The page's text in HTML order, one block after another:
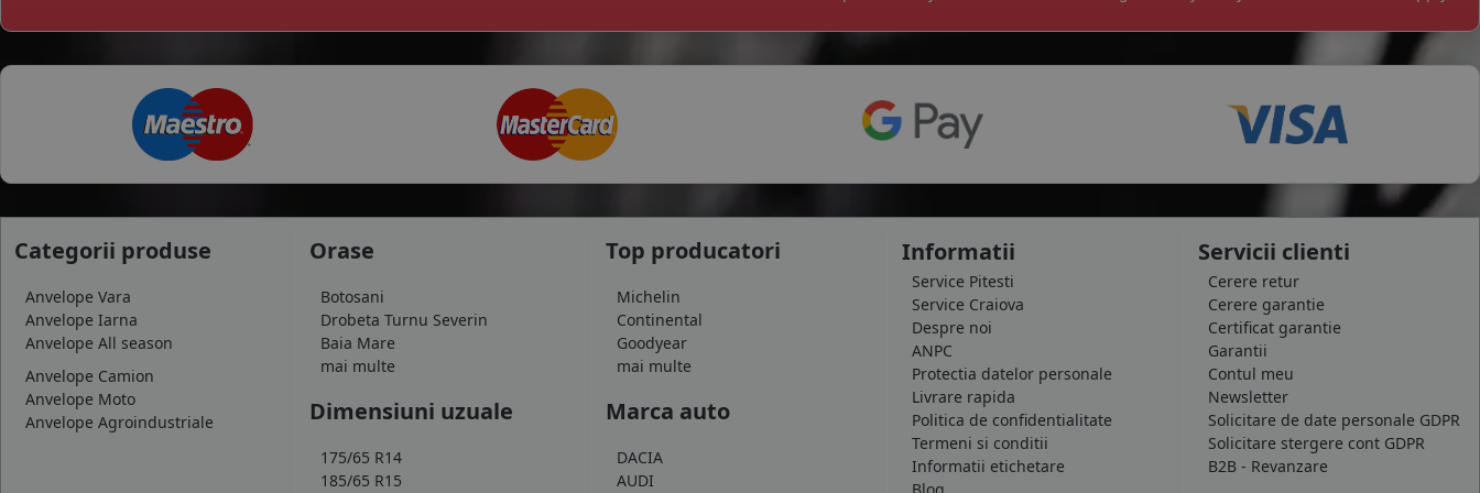
Categorii produse
Anvelope Vara
Anvelope Iarna
Anvelope All season
Anvelope Camion
Anvelope Moto
Anvelope Agroindustriale
Orase
Botosani
Drobeta Turnu Severin
Baia Mare
mai multe
Dimensiuni uzuale
175/65 R14
185/65 R15
Top producatori
Michelin
Continental
Goodyear
mai multe
Marca auto
DACIA
AUDI
Informatii
Service Pitesti
Service Craiova
Despre noi
ANPC
Protectia datelor personale
Livrare rapida
Politica de confidentialitate
Termeni si conditii
Informatii etichetare
Servicii clienti
Cerere retur
Cerere garantie
Certificat garantie
Garantii
Contul meu
Newsletter
Solicitare de date personale GDPR
Solicitare stergere cont GDPR
B2B - Revanzare